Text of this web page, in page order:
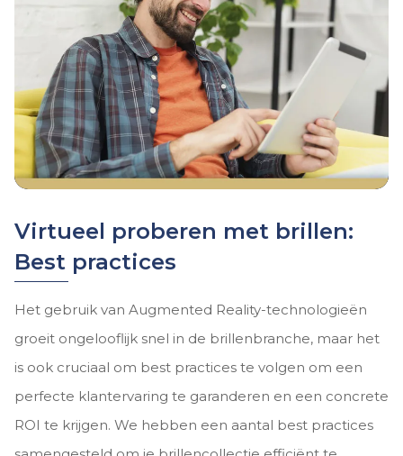
Virtueel proberen met brillen:
Best practices
Het gebruik van Augmented Reality-technologieën
groeit ongelooflijk snel in de brillenbranche, maar het
is ook cruciaal om best practices te volgen om een
perfecte klantervaring te garanderen en een concrete
ROI te krijgen. We hebben een aantal best practices